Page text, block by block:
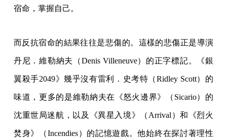
宿命，掌握自己。
而反抗宿命的結果往往是悲傷的。這樣的悲傷正是導演
丹尼．維勒納夫（Denis Villeneuve）的正字標記。《銀
翼殺手2049》幾乎沒有雷利．史考特（Ridley Scott）的
味道，更多的是維勒納夫在《怒火邊界》（Sicario）的
沈重世局迷航，以及《異星入境》（Arrival）和《烈火
焚身》（Incendies）的記憶遊戲。他始終在探討著理性